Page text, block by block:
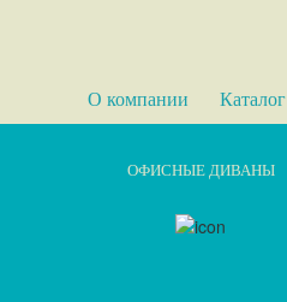
О компании Каталог
ОФИСНЫЕ ДИВАНЫ